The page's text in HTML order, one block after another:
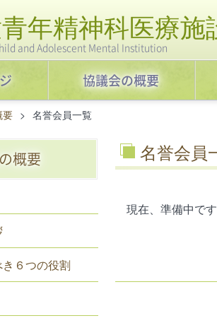
年精神科医療施
and Adolescent Mental Institution
協議会の概要
要 > 名誉会員一覧
名誉会員
現在、準備中で
概要
６つの役割